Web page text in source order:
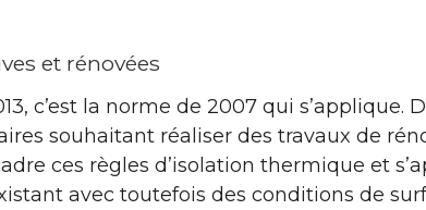
et rénovées
c’est la norme de 2007 qui s’applique.
souhaitant réaliser des travaux de
ces règles d’isolation thermique et
avec toutefois des conditions de